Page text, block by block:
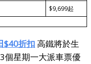
$9,699起
$40折扣 高鐵將於生
個星期一大派車票優